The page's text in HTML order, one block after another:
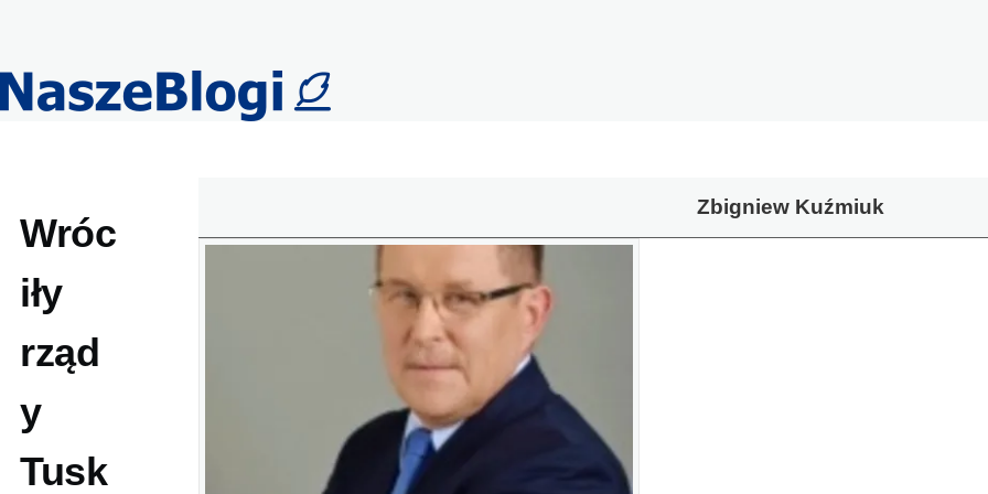
Wróc
iły
rząd
y
Tusk
Zbigniew Kuźmiuk